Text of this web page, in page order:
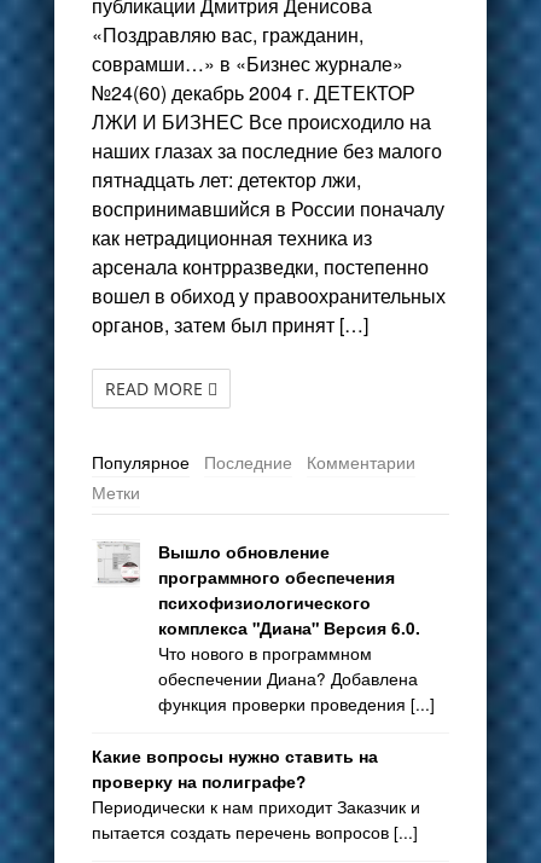
публикации Дмитрия Денисова
«Поздравляю вас, гражданин,
соврамши…» в «Бизнес журнале»
№24(60) декабрь 2004 г. ДЕТЕКТОР
ЛЖИ И БИЗНЕС Все происходило на
наших глазах за последние без малого
пятнадцать лет: детектор лжи,
воспринимавшийся в России поначалу
как нетрадиционная техника из
арсенала контрразведки, постепенно
вошел в обиход у правоохранительных
органов, затем был принят […]
READ MORE
Популярное Последние
Комментарии
Метки
Вышло обновление
программного обеспечения
психофизиологического
комплекса "Диана" Версия 6.0.
Что нового в программном
обеспечении Диана? Добавлена
функция проверки проведения [...]
Какие вопросы нужно ставить на
проверку на полиграфе?
Периодически к нам приходит Заказчик и
пытается создать перечень вопросов [...]